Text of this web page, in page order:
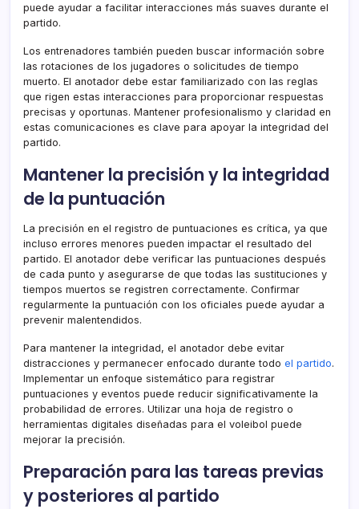
puede ayudar a facilitar interacciones más suaves durante el
partido.
Los entrenadores también pueden buscar información sobre
las rotaciones de los jugadores o solicitudes de tiempo
muerto. El anotador debe estar familiarizado con las reglas
que rigen estas interacciones para proporcionar respuestas
precisas y oportunas. Mantener profesionalismo y claridad en
estas comunicaciones es clave para apoyar la integridad del
partido.
Mantener la precisión y la integridad
de la puntuación
La precisión en el registro de puntuaciones es crítica, ya que
incluso errores menores pueden impactar el resultado del
partido. El anotador debe verificar las puntuaciones después
de cada punto y asegurarse de que todas las sustituciones y
tiempos muertos se registren correctamente. Confirmar
regularmente la puntuación con los oficiales puede ayudar a
prevenir malentendidos.
Para mantener la integridad, el anotador debe evitar
distracciones y permanecer enfocado durante todo el partido.
Implementar un enfoque sistemático para registrar
puntuaciones y eventos puede reducir significativamente la
probabilidad de errores. Utilizar una hoja de registro o
herramientas digitales diseñadas para el voleibol puede
mejorar la precisión.
Preparación para las tareas previas
y posteriores al partido